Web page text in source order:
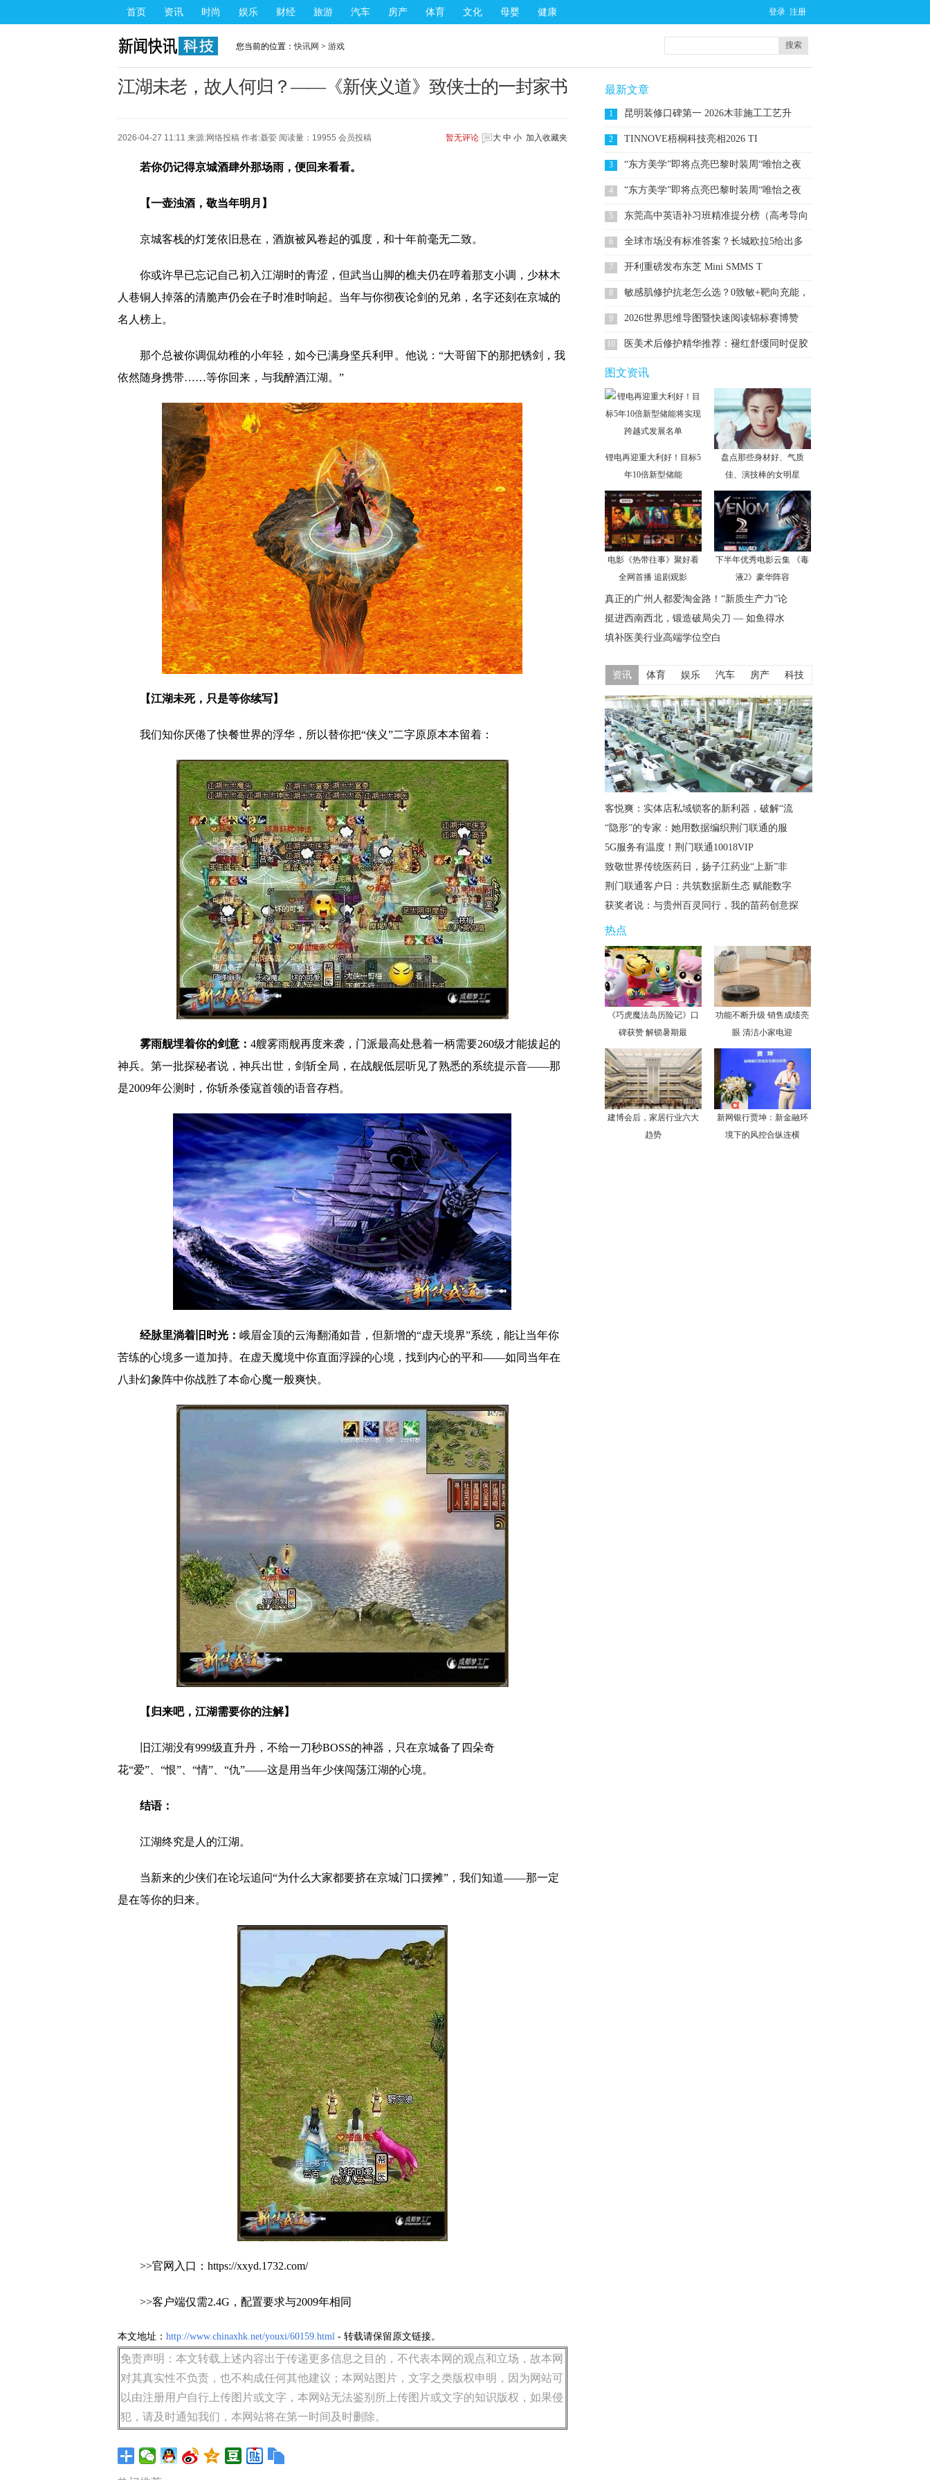
首页 资讯 时尚 娱乐 财经 旅游 汽车 房产 体育 文化 母婴 健康 登录 注册
您当前的位置：快讯网 > 游戏 搜索
江湖未老，故人何归？——《新侠义道》致侠士的一封家书
2026-04-27 11:11 来源:网络投稿 作者:聂荌 阅读量：19955 会员投稿 大 中 小 加入收藏夹
暂无评论
若你仍记得京城酒肆外那场雨，便回来看看。
【一壶浊酒，敬当年明月】
京城客栈的灯笼依旧悬在，酒旗被风卷起的弧度，和十年前毫无二致。
你或许早已忘记自己初入江湖时的青涩，但武当山脚的樵夫仍在哼着那支小调，少林木
人巷铜人掉落的清脆声仍会在子时准时响起。当年与你彻夜论剑的兄弟，名字还刻在京城的
名人榜上。
那个总被你调侃幼稚的小年轻，如今已满身坚兵利甲。他说：“大哥留下的那把锈剑，我
依然随身携带……等你回来，与我醉酒江湖。”
【江湖未死，只是等你续写】
我们知你厌倦了快餐世界的浮华，所以替你把“侠义”二字原原本本留着：
雾雨舰埋着你的剑意： 4艘雾雨舰再度来袭，门派最高处悬着一柄需要260级才能拔起的
神兵。第一批探秘者说，神兵出世，剑斩全局，在战舰低层听见了熟悉的系统提示音——那
是2009年公测时，你斩杀倭寇首领的语音存档。
经脉里淌着旧时光： 峨眉金顶的云海翻涌如昔，但新增的“虚天境界”系统，能让当年你
苦练的心境多一道加持。在虚天魔境中你直面浮躁的心境，找到内心的平和——如同当年在
八卦幻象阵中你战胜了本命心魔一般爽快。
【归来吧，江湖需要你的注解】
旧江湖没有999级直升丹，不给一刀秒BOSS的神器，只在京城备了四朵奇
花“爱”、“恨”、“情”、“仇”——这是用当年少侠闯荡江湖的心境。
结语：
江湖终究是人的江湖。
当新来的少侠们在论坛追问“为什么大家都要挤在京城门口摆摊”，我们知道——那一定
是在等你的归来。
>>官网入口：https://xxyd.1732.com/
>>客户端仅需2.4G，配置要求与2009年相同
本文地址： http://www.chinaxhk.net/youxi/60159.html- 转载请保留原文链接。
免责声明：本文转载上述内容出于传递更多信息之目的，不代表本网的观点和立场，故本网
对其真实性不负责，也不构成任何其他建议；本网站图片，文字之类版权申明，因为网站可
以由注册用户自行上传图片或文字，本网站无法鉴别所上传图片或文字的知识版权，如果侵
犯，请及时通知我们，本网站将在第一时间及时删除。
最新文章
1 昆明装修口碑第一 2026木菲施工工艺升
2 TINNOVE梧桐科技亮相2026 TI
3 “东方美学”即将点亮巴黎时装周“唯怡之夜
4 “东方美学”即将点亮巴黎时装周“唯怡之夜
5
东莞高中英语补习班精准提分榜（高考导向
版
6
全球市场没有标准答案？长城欧拉5给出多
7 开利重磅发布东芝 Mini SMMS T
8 敏感肌修护抗老怎么选？0致敏+靶向充能，
9 2026世界思维导图暨快速阅读锦标赛博赞
10
医美术后修护精华推荐：褪红舒缓同时促胶
图文资讯
锂电再迎重大利好！目标5
年10倍新型储能
盘点那些身材好、气质
佳、演技棒的女明星
电影《热带往事》聚好看
全网首播 追剧观影
下半年优秀电影云集 《毒
液2》豪华阵容
真正的广州人都爱淘金路！“新质生产力”论
挺进西南西北，锻造破局尖刀 — 如鱼得水
填补医美行业高端学位空白
资讯 体育 娱乐 汽车 房产 科技
客悦爽：实体店私域锁客的新利器，破解“流
“隐形”的专家：她用数据编织荆门联通的服
5G服务有温度！荆门联通10018VIP
致敬世界传统医药日，扬子江药业“上新”非
荆门联通客户日：共筑数据新生态 赋能数字
获奖者说：与贵州百灵同行，我的苗药创意探
热点
《巧虎魔法岛历险记》口
碑获赞 解锁暑期最
功能不断升级 销售成绩亮
眼 清洁小家电迎
建博会后，家居行业六大
趋势
新网银行贾坤：新金融环
境下的风控合纵连横